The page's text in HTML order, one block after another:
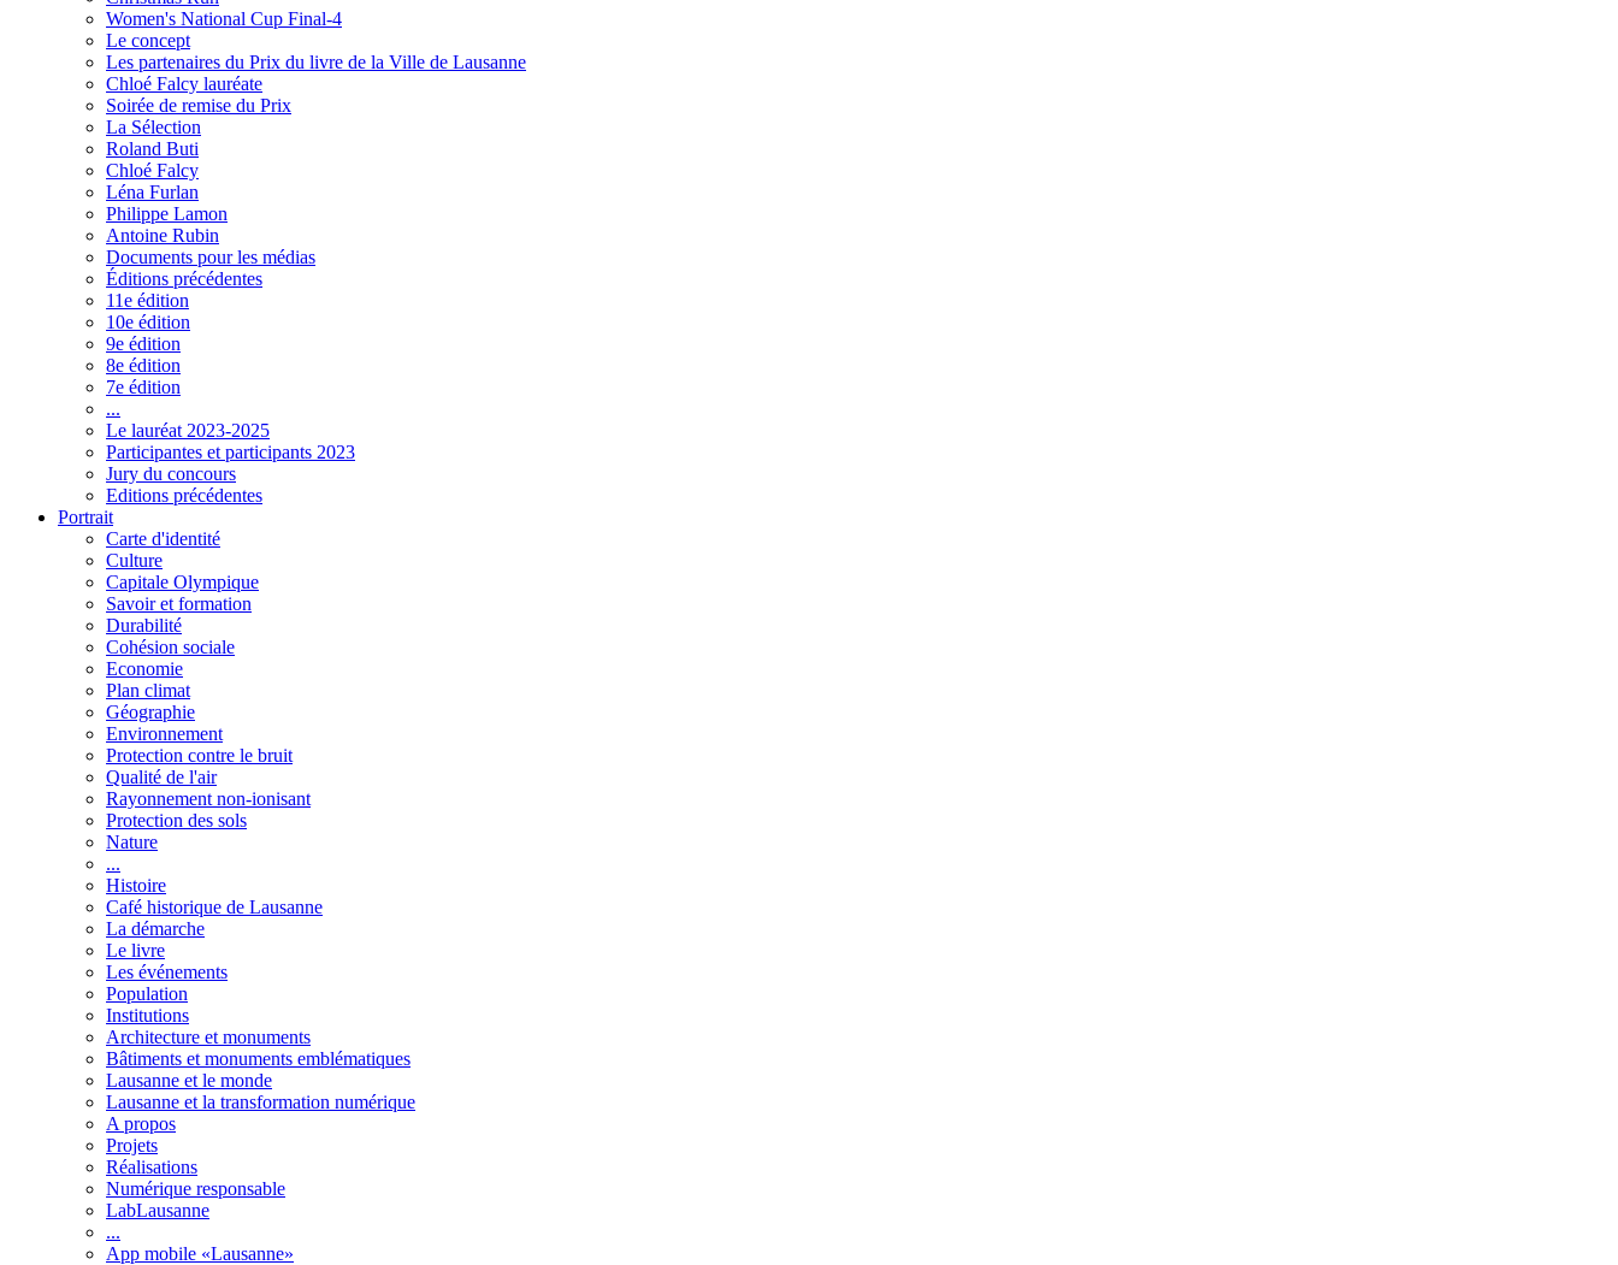
Women's National Cup Final-4
Le concept
Les partenaires du Prix du livre de la Ville de Lausanne
Chloé Falcy lauréate
Soirée de remise du Prix
La Sélection
Roland Buti
Chloé Falcy
Léna Furlan
Philippe Lamon
Antoine Rubin
Documents pour les médias
Éditions précédentes
11e édition
10e édition
9e édition
8e édition
7e édition
...
Le lauréat 2023-2025
Participantes et participants 2023
Jury du concours
Editions précédentes
Portrait
Carte d'identité
Culture
Capitale Olympique
Savoir et formation
Durabilité
Cohésion sociale
Economie
Plan climat
Géographie
Environnement
Protection contre le bruit
Qualité de l'air
Rayonnement non-ionisant
Protection des sols
Nature
...
Histoire
Café historique de Lausanne
La démarche
Le livre
Les événements
Population
Institutions
Architecture et monuments
Bâtiments et monuments emblématiques
Lausanne et le monde
Lausanne et la transformation numérique
A propos
Projets
Réalisations
Numérique responsable
LabLausanne
...
App mobile «Lausanne»